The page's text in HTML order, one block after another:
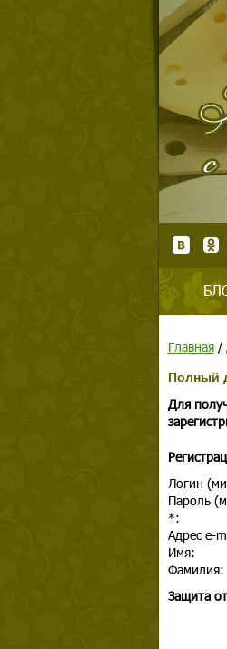
Главная/
Полный
Для
Логин
Пароль
*:
Адрес e-
Имя:
Фамилия:
Защита